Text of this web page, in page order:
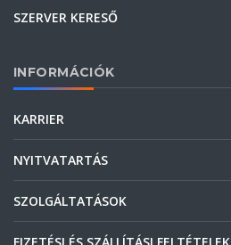
SZERVER KERESŐ
INFORMÁCIÓK
KARRIER
NYITVATARTÁS
SZOLGÁLTATÁSOK
FIZETÉSI ÉS SZÁLLÍTÁSI FELTÉTELEK